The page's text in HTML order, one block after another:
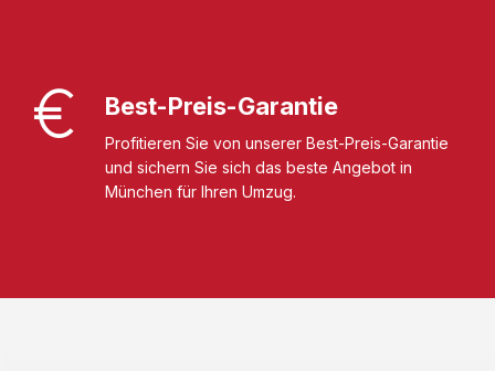
Best-Preis-Garantie
Profitieren Sie von unserer Best-Preis-Garantie
und sichern Sie sich das beste Angebot in
München für Ihren Umzug.